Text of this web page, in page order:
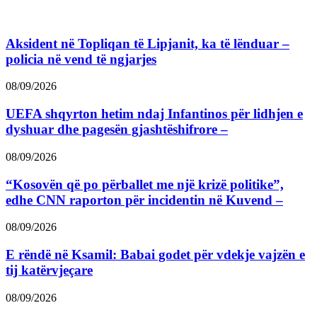
Aksident në Topliqan të Lipjanit, ka të lënduar –
policia në vend të ngjarjes
08/09/2026
UEFA shqyrton hetim ndaj Infantinos për lidhjen e
dyshuar dhe pagesën gjashtëshifrore –
08/09/2026
“Kosovën që po përballet me një krizë politike”,
edhe CNN raporton për incidentin në Kuvend –
08/09/2026
E rëndë në Ksamil: Babai godet për vdekje vajzën e
tij katërvjeçare
08/09/2026